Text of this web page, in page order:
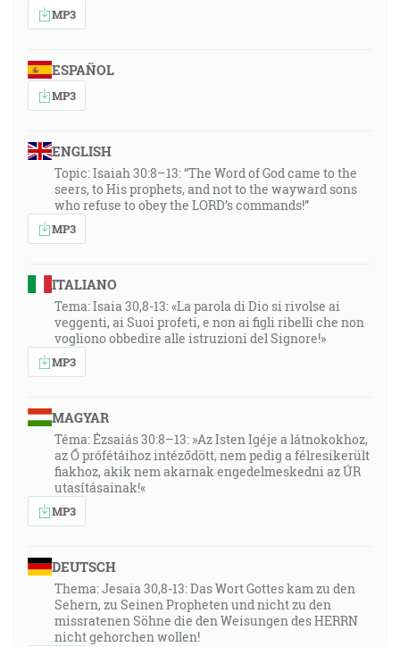
MP3
ESPAÑOL
MP3
ENGLISH
Topic: Isaiah 30:8–13: “The Word of God came to the
seers, to His prophets, and not to the wayward sons
who refuse to obey the LORD’s commands!”
MP3
ITALIANO
Tema: Isaia 30,8-13: «La parola di Dio si rivolse ai
veggenti, ai Suoi profeti, e non ai figli ribelli che non
vogliono obbedire alle istruzioni del Signore!»
MP3
MAGYAR
Téma: Ézsaiás 30:8–13: »Az Isten Igéje a látnokokhoz,
az Ő prófétáihoz intéződött, nem pedig a félresikerült
fiakhoz, akik nem akarnak engedelmeskedni az ÚR
utasításainak!«
MP3
DEUTSCH
Thema: Jesaia 30,8-13: Das Wort Gottes kam zu den
Sehern, zu Seinen Propheten und nicht zu den
missratenen Söhne die den Weisungen des HERRN
nicht gehorchen wollen!